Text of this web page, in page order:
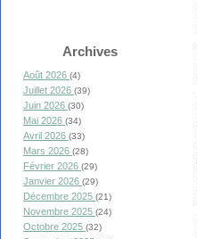
Archives
Août 2026 (4)
Juillet 2026 (39)
Juin 2026 (30)
Mai 2026 (34)
Avril 2026 (33)
Mars 2026 (28)
Février 2026 (29)
Janvier 2026 (29)
Décembre 2025 (21)
Novembre 2025 (24)
Octobre 2025 (32)